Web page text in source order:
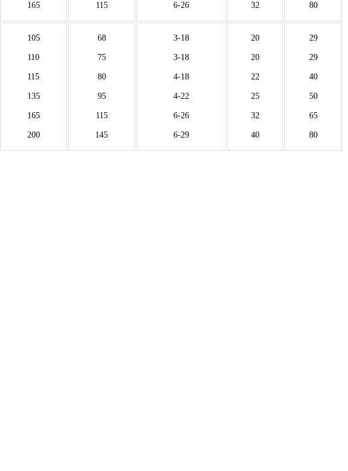
165 115 6-26 32 80
105
110
115
135
165
200
68
75
80
95
115
145
3-18
3-18
4-18
4-22
6-26
6-29
20
20
22
25
32
40
29
29
40
50
65
80